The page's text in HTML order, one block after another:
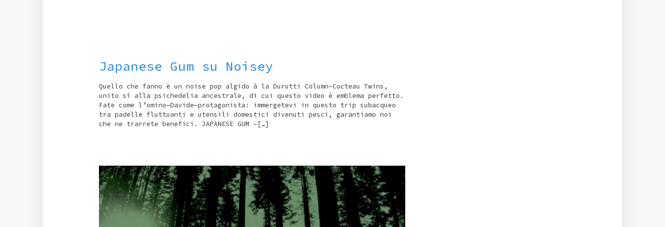
Japanese Gum su Noisey
Quello che fanno è un noise pop algido à la Durutti Column-Cocteau Twins,
unito sì alla psichedelia ancestrale, di cui questo video è emblema perfetto.
Fate come l’omino—Davide—protagonista: immergetevi in questo trip subacqueo
tra padelle fluttuanti e utensili domestici divenuti pesci, garantiamo noi
che ne trarrete benefici. JAPANESE GUM –[…]